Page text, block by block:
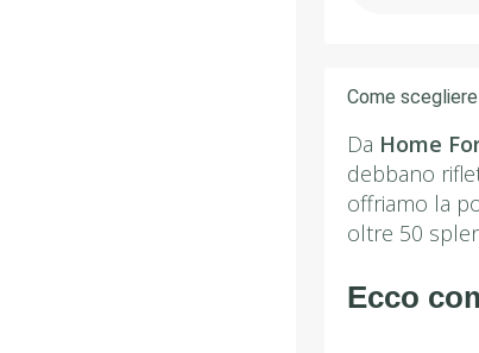
Come
Da Home
debbano
offriamo la
oltre 50
Ecco